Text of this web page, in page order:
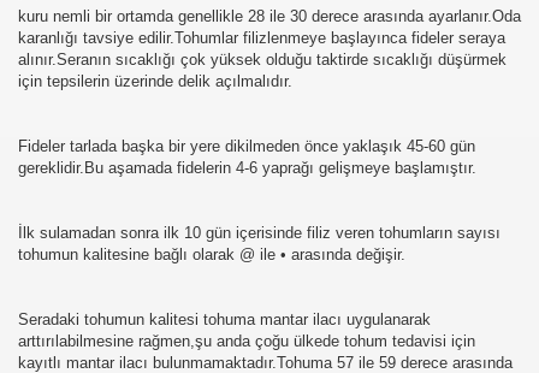
kuru nemli bir ortamda genellikle 28 ile 30 derece arasında ayarlanır.Oda
karanlığı tavsiye edilir.Tohumlar filizlenmeye başlayınca fideler seraya
alınır.Seranın sıcaklığı çok yüksek olduğu taktirde sıcaklığı düşürmek
için tepsilerin üzerinde delik açılmalıdır.
Fideler tarlada başka bir yere dikilmeden önce yaklaşık 45-60 gün
gereklidir.Bu aşamada fidelerin 4-6 yaprağı gelişmeye başlamıştır.
İlk sulamadan sonra ilk 10 gün içerisinde filiz veren tohumların sayısı
tohumun kalitesine bağlı olarak @ ile • arasında değişir.
Seradaki tohumun kalitesi tohuma mantar ilacı uygulanarak
arttırılabilmesine rağmen,şu anda çoğu ülkede tohum tedavisi için
kayıtlı mantar ilacı bulunmamaktadır.Tohuma 57 ile 59 derece arasında
BİLGİLER
,YETİŞTİRİLİŞİ,FAYDALARI
BİLGİLER,SEMİZOTU NASIL EKİLİR,YETİŞTİRİLİR